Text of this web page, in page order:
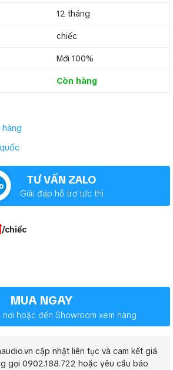
12 tháng
chiếc
Mới 100%
Còn hàng
TƯ VẤN ZALO
Giải đáp hỗ trợ tức thì
/chiếc
MUA NGAY
hoặc đến Showroom xem hàng
cập nhật liên tục và cam kết giá
gọi 0902.188.722 hoặc yêu cầu báo